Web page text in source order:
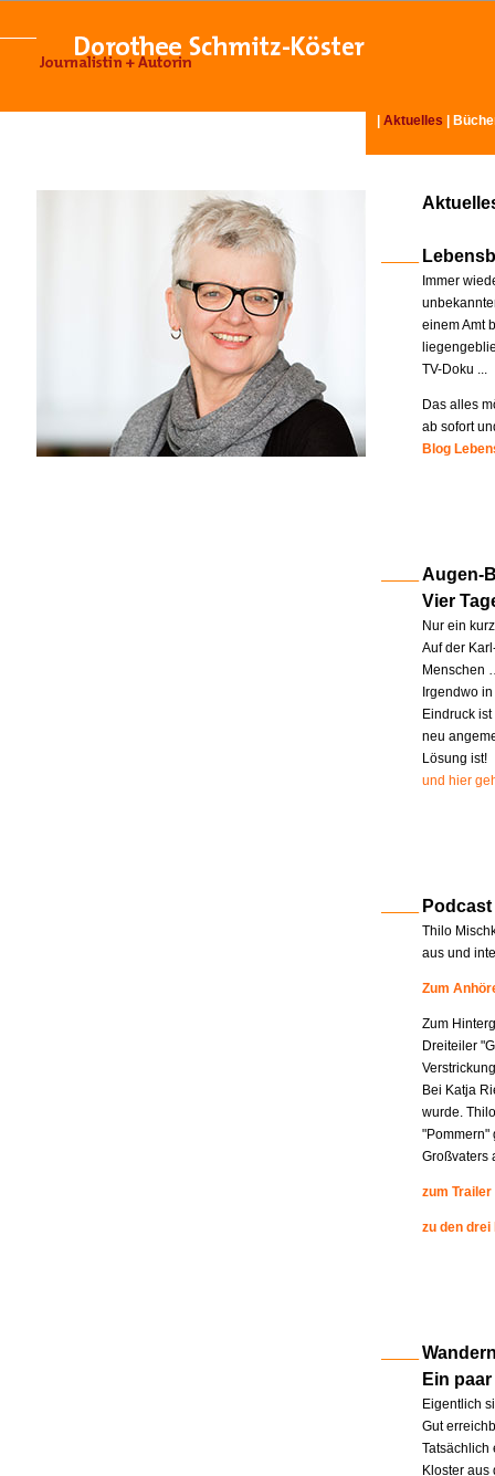
Aktuelles
Immer
einem Amt
TV-Doku ...
Das alles
ab sofort
Blog
Augen-
Vier
Nur ein
Auf der
Menschen
Irgendwo
Eindruck
neu
Lösung ist!
und hier
Podcast
Thilo
aus und
Zum
Zum
Dreiteiler
Bei Katja
wurde.
"Pommern"
Großvaters
zum Trailer
zu den
Ein
Eigentlich
Gut
Tatsächlich
Kloster